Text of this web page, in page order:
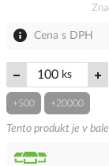
Cena s DPH
ks
+500 +20000
Tento produkt je v